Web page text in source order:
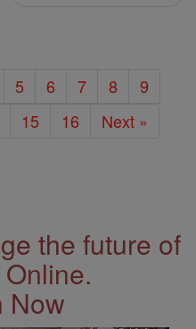
5 6 7 8
9
15 16 Next »
the future of
Now